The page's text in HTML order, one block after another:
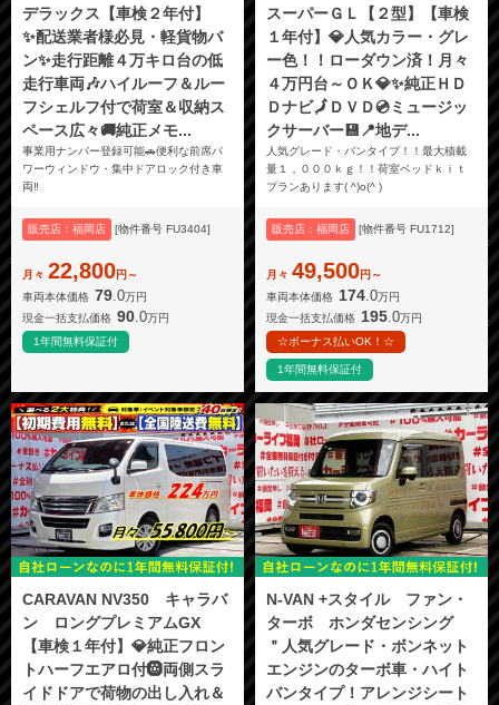
デラックス【車検２年付】
✨配送業者様必見・軽貨物バ
ン✨走行距離４万キロ台の低
走行車両🎶ハイルーフ＆ルー
フシェルフ付で荷室＆収納ス
ペース広々🚚純正メモ...
事業用ナンバー登録可能🚗便利な前席パ
ワーウィンドウ・集中ドアロック付き車
両‼️
販売店：福岡店 [物件番号 FU3404]
月々 22,800円～
車両本体価格 79.0万円
現金一括支払価格 90 .0万円
1年間無料保証付
スーパーＧＬ【２型】【車検
１年付】💎人気カラー・グレ
ー色！！ローダウン済！月々
４万円台～ＯＫ💎✨純正ＨＤ
Ｄナビ🗾ＤＶＤ💿ミュージッ
クサーバー💾📍地デ...
人気グレード・バンタイプ！！最大積載
量１，０００ｋｇ！！荷室ベッドｋｉｔ
プランあります( ^)o(^ )
販売店：福岡店 [物件番号 FU1712]
月々 49,500円～
車両本体価格 174.0万円
現金一括支払価格 195 .0万円
☆ボーナス払いOK！☆
1年間無料保証付
CARAVAN NV350 キャラバ
ン ロングプレミアムGX
【車検１年付】💎純正フロン
トハーフエアロ付🛞両側スラ
イドドアで荷物の出し入れ＆
N-VAN +スタイル ファン・
ターボ ホンダセンシング
＂人気グレード・ボンネット
エンジンのターボ車・ハイト
バンタイプ！アレンジシート